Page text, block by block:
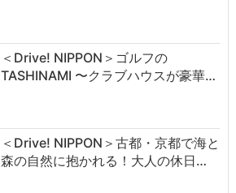
＜Drive! NIPPON＞ゴルフの
TASHINAMI 〜クラブハウスが豪華…
＜Drive! NIPPON＞古都・京都で海と
森の自然に抱かれる！大人の休日…